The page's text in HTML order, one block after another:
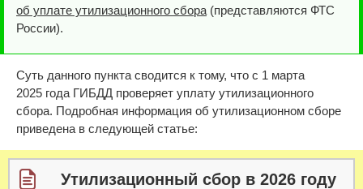
об уплате утилизационного сбора (представляются ФТС
России).
Суть данного пункта сводится к тому, что с 1 марта
2025 года ГИБДД проверяет уплату утилизационного
сбора. Подробная информация об утилизационном сборе
приведена в следующей статье:
Утилизационный сбор в 2026 году